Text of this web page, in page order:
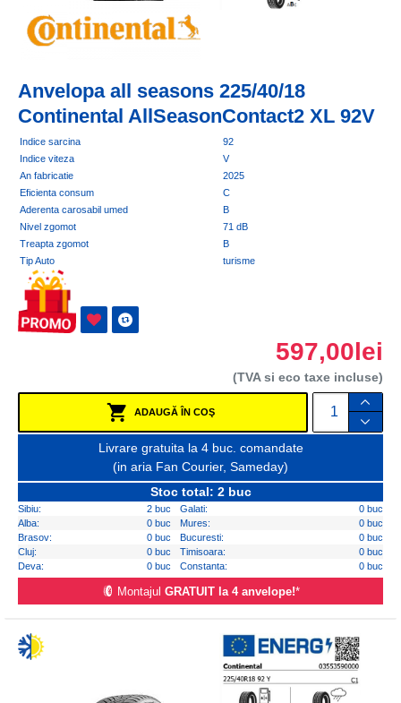
Anvelopa all seasons 225/40/18
Continental AllSeasonContact2 XL 92V
Indice sarcina
92
Indice viteza
V
An fabricatie
2025
Eficienta consum
C
Aderenta carosabil umed
B
Nivel zgomot
71 dB
Treapta zgomot
B
Tip Auto
turisme
597,00lei
(TVA si eco taxe incluse)
ADAUGĂ ÎN COŞ
Livrare gratuita la 4 buc. comandate
(in aria Fan Courier, Sameday)
Stoc total: 2 buc
Sibiu: 2 buc Galati:
0 buc
Alba:
0 buc Mures:
0 buc
Brasov:
0 buc Bucuresti:
0 buc
Cluj:
0 buc Timisoara:
0 buc
Deva:
0 buc Constanta: 0 buc
Montajul GRATUIT la 4 anvelope!*